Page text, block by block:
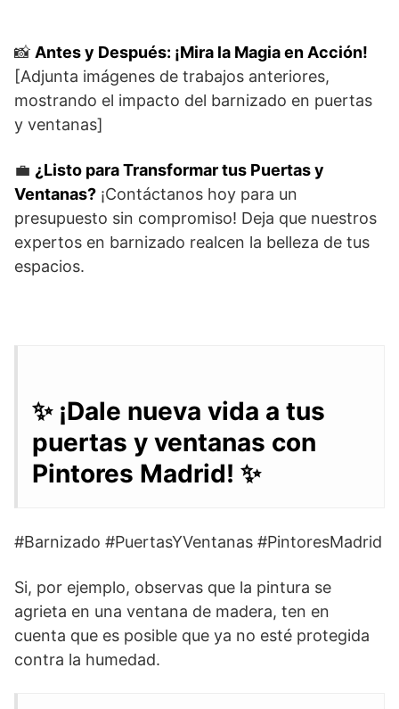
📸 Antes y Después: ¡Mira la Magia en Acción!
[Adjunta imágenes de trabajos anteriores,
mostrando el impacto del barnizado en puertas
y ventanas]
💼 ¿Listo para Transformar tus Puertas y
Ventanas? ¡Contáctanos hoy para un
presupuesto sin compromiso! Deja que nuestros
expertos en barnizado realcen la belleza de tus
espacios.
✨ ¡Dale nueva vida a tus
puertas y ventanas con
Pintores Madrid! ✨
#Barnizado #PuertasYVentanas #PintoresMadrid
Si, por ejemplo, observas que la pintura se
agrieta en una ventana de madera, ten en
cuenta que es posible que ya no esté protegida
contra la humedad.